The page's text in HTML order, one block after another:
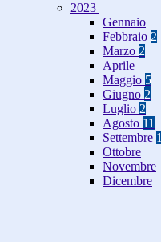
2023
Gennaio
Febbraio 2
Marzo 2
Aprile
Maggio 5
Giugno 2
Luglio 2
Agosto 11
Settembre 1
Ottobre
Novembre
Dicembre